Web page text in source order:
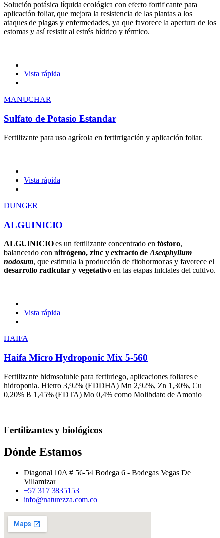
Solución potásica líquida ecológica con efecto fortificante para
aplicación foliar, que mejora la resistencia de las plantas a los
ataques de plagas y enfermedades, ya que favorece la apertura de los
estomas y así resistir al estrés hídrico y térmico.
Vista rápida
MANUCHAR
Sulfato de Potasio Estandar
Fertilizante para uso agrícola en fertirrigación y aplicación foliar.
Vista rápida
DUNGER
ALGUINICIO
ALGUINICIO es un fertilizante concentrado en fósforo,
balanceado con nitrógeno, zinc y extracto de Ascophyllum
nodosum, que estimula la producción de fitohormonas y favorece el
desarrollo radicular y vegetativo en las etapas iniciales del cultivo.
Vista rápida
HAIFA
Haifa Micro Hydroponic Mix 5-560
Fertilizante hidrosoluble para fertirriego, aplicaciones foliares e
hidroponia. Hierro 3,92% (EDDHA) Mn 2,92%, Zn 1,30%, Cu
0,20% B 1,45% (EDTA) Mo 0,4% como Molibdato de Amonio
Fertilizantes y biológicos
Dónde Estamos
Diagonal 10A # 56-54 Bodega 6 - Bodegas Vegas De
Villamizar
+57 317 3835153
info@naturezza.com.co